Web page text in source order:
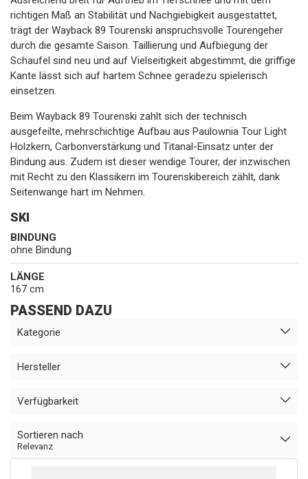
richtigen Maß an Stabilität und Nachgiebigkeit ausgestattet,
trägt der Wayback 89 Tourenski anspruchsvolle Tourengeher
durch die gesamte Saison. Taillierung und Aufbiegung der
Schaufel sind neu und auf Vielseitigkeit abgestimmt, die griffige
Kante lässt sich auf hartem Schnee geradezu spielerisch
einsetzen.
Beim Wayback 89 Tourenski zahlt sich der technisch
ausgefeilte, mehrschichtige Aufbau aus Paulownia Tour Light
Holzkern, Carbonverstärkung und Titanal-Einsatz unter der
Bindung aus. Zudem ist dieser wendige Tourer, der inzwischen
mit Recht zu den Klassikern im Tourenskibereich zählt, dank
Seitenwange hart im Nehmen.
SKI
BINDUNG
ohne Bindung
LÄNGE
167 cm
PASSEND DAZU
Kategorie
Hersteller
Verfügbarkeit
Sortieren nach
Relevanz